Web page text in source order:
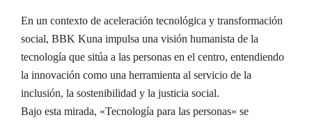
En un contexto de aceleración tecnológica y transformación
social, BBK Kuna impulsa una visión humanista de la
tecnología que sitúa a las personas en el centro, entendiendo
la innovación como una herramienta al servicio de la
inclusión, la sostenibilidad y la justicia social.
Bajo esta mirada, «Tecnología para las personas» se